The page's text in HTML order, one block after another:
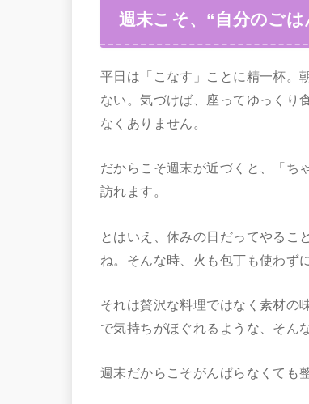
週末こそ、“自分のご
平日は「こなす」ことに精一杯。
ない。気づけば、座ってゆっくり
なくありません。
だからこそ週末が近づくと、「ち
訪れます。
とはいえ、休みの日だってやるこ
ね。そんな時、火も包丁も使わず
それは贅沢な料理ではなく素材の
で気持ちがほぐれるような、そん
週末だからこそがんばらなくても